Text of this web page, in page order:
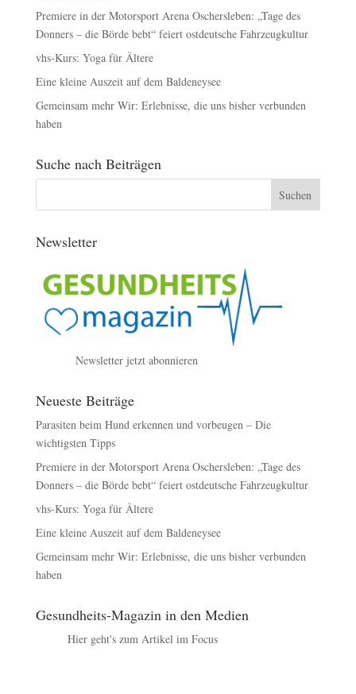
Premiere in der Motorsport Arena Oschersleben: „Tage des
Donners – die Börde bebt“ feiert ostdeutsche Fahrzeugkultur
vhs-Kurs: Yoga für Ältere
Eine kleine Auszeit auf dem Baldeneysee
Gemeinsam mehr Wir: Erlebnisse, die uns bisher verbunden
haben
Suche nach Beiträgen
Newsletter
Newsletter jetzt abonnieren
Neueste Beiträge
Parasiten beim Hund erkennen und vorbeugen – Die
wichtigsten Tipps
Premiere in der Motorsport Arena Oschersleben: „Tage des
Donners – die Börde bebt“ feiert ostdeutsche Fahrzeugkultur
vhs-Kurs: Yoga für Ältere
Eine kleine Auszeit auf dem Baldeneysee
Gemeinsam mehr Wir: Erlebnisse, die uns bisher verbunden
haben
Gesundheits-Magazin in den Medien
Hier geht's zum Artikel im Focus